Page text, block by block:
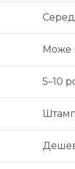
Може
5–10